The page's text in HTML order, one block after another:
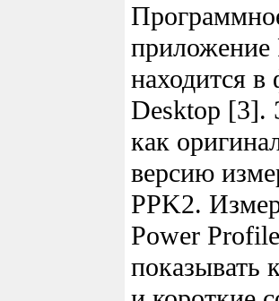
приложение
находится
Desktop [3].
как
версию
PPK2.
Power
показывать